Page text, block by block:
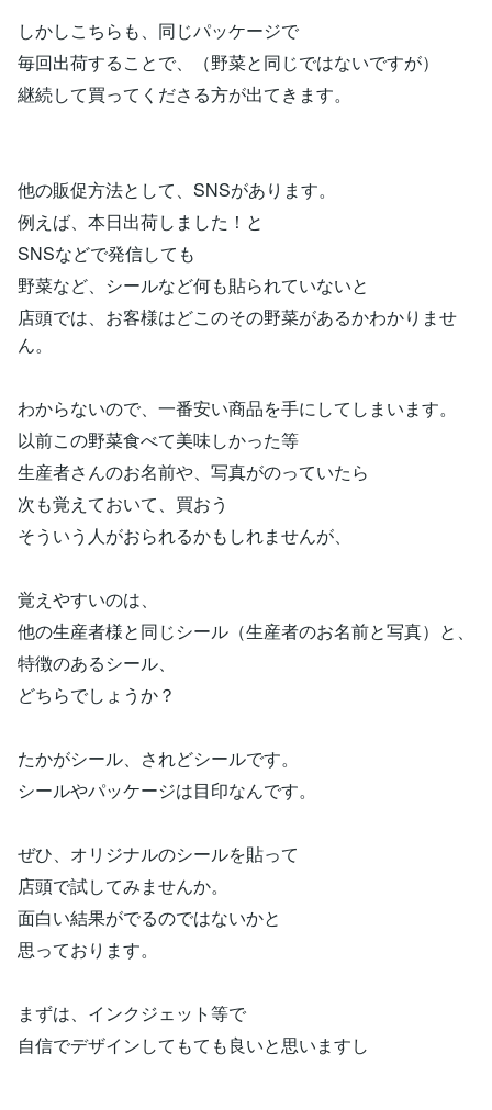
しかしこちらも、同じパッケージで
毎回出荷することで、（野菜と同じではないですが）
継続して買ってくださる方が出てきます。
他の販促方法として、SNSがあります。
例えば、本日出荷しました！と
SNSなどで発信しても
野菜など、シールなど何も貼られていないと
店頭では、お客様はどこのその野菜があるかわかりませ
ん。
わからないので、一番安い商品を手にしてしまいます。
以前この野菜食べて美味しかった等
生産者さんのお名前や、写真がのっていたら
次も覚えておいて、買おう
そういう人がおられるかもしれませんが、
覚えやすいのは、
他の生産者様と同じシール（生産者のお名前と写真）と、
特徴のあるシール、
どちらでしょうか？
たかがシール、されどシールです。
シールやパッケージは目印なんです。
ぜひ、オリジナルのシールを貼って
店頭で試してみませんか。
面白い結果がでるのではないかと
思っております。
まずは、インクジェット等で
自信でデザインしてもても良いと思いますし